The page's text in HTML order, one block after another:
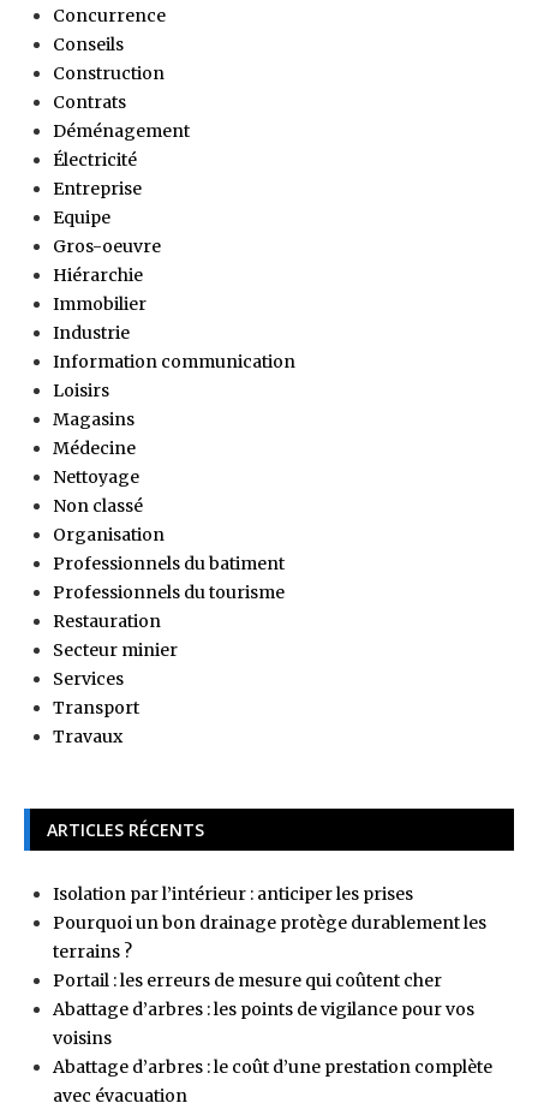
Concurrence
Conseils
Construction
Contrats
Déménagement
Électricité
Entreprise
Equipe
Gros-oeuvre
Hiérarchie
Immobilier
Industrie
Information communication
Loisirs
Magasins
Médecine
Nettoyage
Non classé
Organisation
Professionnels du batiment
Professionnels du tourisme
Restauration
Secteur minier
Services
Transport
Travaux
ARTICLES RÉCENTS
Isolation par l’intérieur : anticiper les prises
Pourquoi un bon drainage protège durablement les
terrains ?
Portail : les erreurs de mesure qui coûtent cher
Abattage d’arbres : les points de vigilance pour vos
voisins
Abattage d’arbres : le coût d’une prestation complète
avec évacuation